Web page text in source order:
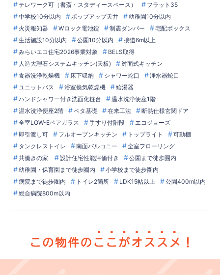
テレワーク可（書斎・スタディースペース）
フラット35
中学校10分以内
ポップアップ天井
幼稚園10分以内
火災報知器
Wロック電池錠 制震ダンパー
宅配ボックス
生活施設10分以内
公園10分以内
接道6m以上
みらいエコ住宅2026事業対象
BELS取得
人造大理石システムキッチン(天板)
対面式キッチン
食器洗浄乾燥機
床下収納 シャワー蛇口
浄水器蛇口
ユニットバス
浴室換気乾燥機
給湯器
ハンドシャワー付き洗面化粧台
温水洗浄便座1階
温水洗浄便座2階
ベタ基礎 在来工法
断熱仕様玄関ドア
全室LOW-Eペアガラス
手すり付階段
エコジョーズ
即引渡し可
フルオープンキッチン トップライト
可動棚
タンクレストイレ
南面バルコニー
全室フローリング
共働きの家
設計住宅性能評価付き
公園まで徒歩圏内
幼稚園・保育園まで徒歩圏内
小学校まで徒歩圏内
病院まで徒歩圏内
トイレ2箇所 LDK15帖以上
公園400m以内
総合病院800m以内